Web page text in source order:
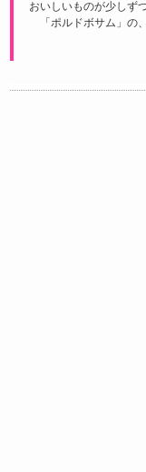
おいしいものが少しず
「ポルドボサム」の、